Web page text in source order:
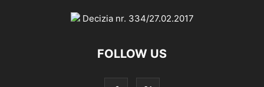
Decizia nr. 334/27.02.2017
FOLLOW US